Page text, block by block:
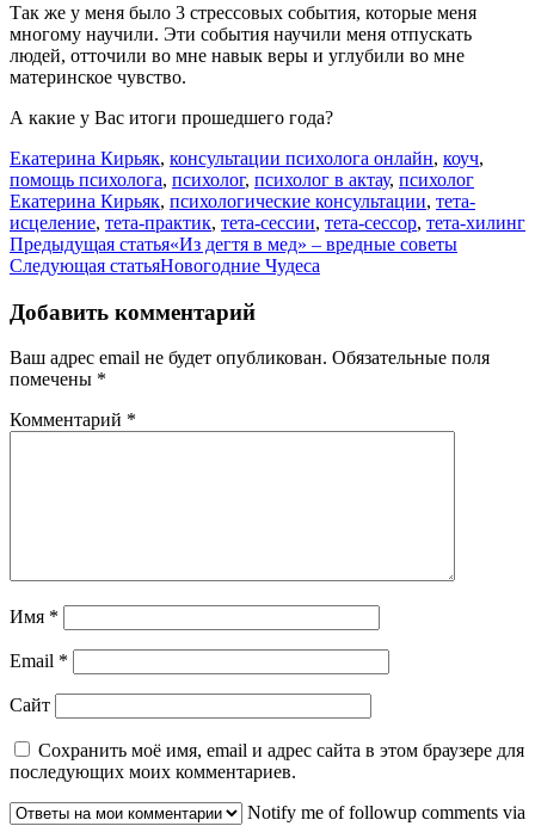
Так же у меня было 3 стрессовых события, которые меня
многому научили. Эти события научили меня отпускать
людей, отточили во мне навык веры и углубили во мне
материнское чувство.
А какие у Вас итоги прошедшего года?
Екатерина Кирьяк, консультации психолога онлайн, коуч,
помощь психолога, психолог, психолог в актау, психолог
Екатерина Кирьяк, психологические консультации, тета-
исцеление, тета-практик, тета-сессии, тета-сессор, тета-хилинг
Навигация
по
записям
Предыдущая статья«Из дегтя в мед» – вредные советы
Следующая статьяНовогодние Чудеса
Добавить комментарий
Ваш адрес email не будет опубликован. Обязательные поля
помечены *
Комментарий *
Имя *
Email *
Сайт
Сохранить моё имя, email и адрес сайта в этом браузере для
последующих моих комментариев.
Notify me of followup comments via